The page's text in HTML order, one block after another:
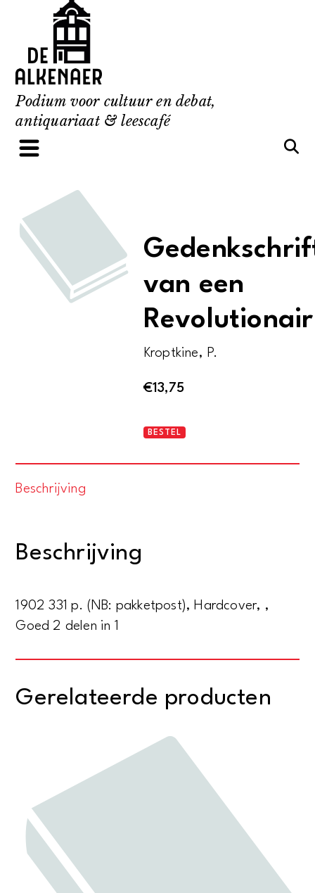
content
Podium voor cultuur en debat,
antiquariaat & leescafé
van een
Revolutionair
Kroptkine, P.
€13,75
Gedenkschriften
BESTEL
Beschrijving
Beschrijving
1902 331 p. (NB: pakketpost), Hardcover, ,
Goed 2 delen in 1
Gerelateerde producten